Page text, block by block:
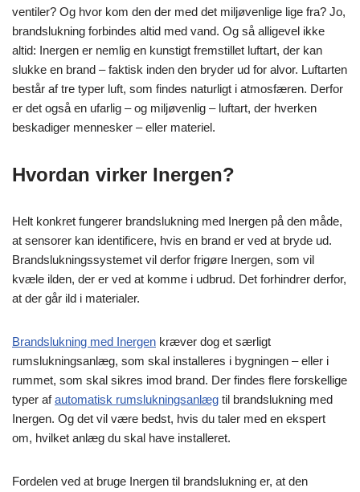
ventiler? Og hvor kom den der med det miljøvenlige lige fra? Jo,
brandslukning forbindes altid med vand. Og så alligevel ikke
altid: Inergen er nemlig en kunstigt fremstillet luftart, der kan
slukke en brand – faktisk inden den bryder ud for alvor. Luftarten
består af tre typer luft, som findes naturligt i atmosfæren. Derfor
er det også en ufarlig – og miljøvenlig – luftart, der hverken
beskadiger mennesker – eller materiel.
Hvordan virker Inergen?
Helt konkret fungerer brandslukning med Inergen på den måde,
at sensorer kan identificere, hvis en brand er ved at bryde ud.
Brandslukningssystemet vil derfor frigøre Inergen, som vil
kvæle ilden, der er ved at komme i udbrud. Det forhindrer derfor,
at der går ild i materialer.
Brandslukning med Inergen kræver dog et særligt
rumslukningsanlæg, som skal installeres i bygningen – eller i
rummet, som skal sikres imod brand. Der findes flere forskellige
typer afautomatisk rumslukningsanlæg til brandslukning med
Inergen. Og det vil være bedst, hvis du taler med en ekspert
om, hvilket anlæg du skal have installeret.
Fordelen ved at bruge Inergen til brandslukning er, at den